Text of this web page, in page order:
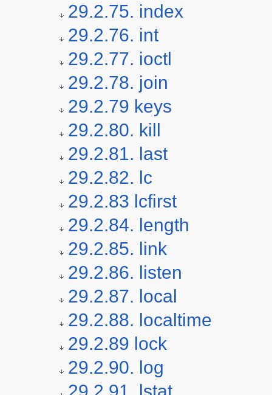
29.2.75. index
29.2.76. int
29.2.77. ioctl
29.2.78. join
29.2.79 keys
29.2.80. kill
29.2.81. last
29.2.82. lc
29.2.83 lcfirst
29.2.84. length
29.2.85. link
29.2.86. listen
29.2.87. local
29.2.88. localtime
29.2.89 lock
29.2.90. log